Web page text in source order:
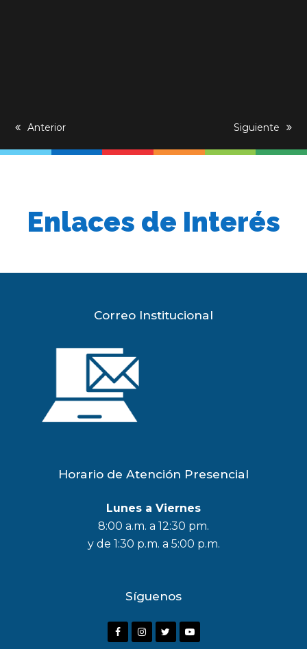
previous
Anterior
next
Siguiente
Enlaces de Interés
Correo Institucional
Horario de Atención Presencial
Lunes a Viernes
8:00 a.m. a 12:30 pm.
y de 1:30 p.m. a 5:00 p.m.
Síguenos
F
I
Y